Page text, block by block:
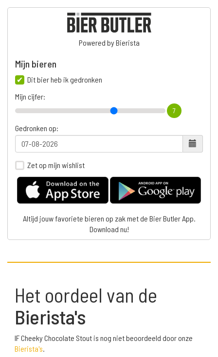
Powered by Bierista
Mijn bieren
Dit bier heb ik gedronken
Mijn cijfer:
7
Gedronken op:
Zet op mijn wishlist
Altijd jouw favoriete bieren op zak met de Bier Butler App.
Download nu!
Het oordeel van de
Bierista's
IF Cheeky Chocolate Stout is nog niet beoordeeld door onze
Bierista's.